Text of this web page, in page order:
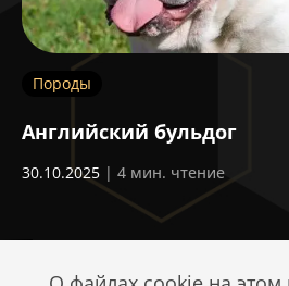
Породы
Английский бульдог
30.10.2025 | 4 мин. чтение